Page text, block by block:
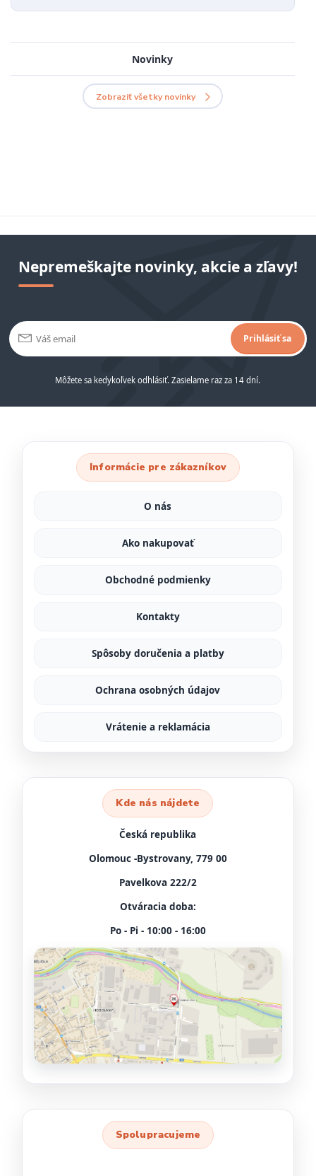
Novinky
Zobraziť všetky novinky
Nepremeškajte novinky, akcie a zľavy!
Prihlásiť sa
Môžete sa kedykoľvek odhlásiť. Zasielame raz za 14 dní.
Informácie pre zákazníkov
O nás
Ako nakupovať
Obchodné podmienky
Kontakty
Spôsoby doručenia a platby
Ochrana osobných údajov
Vrátenie a reklamácia
Kde nás nájdete
Česká republika
Olomouc -Bystrovany, 779 00
Pavelkova 222/2
Otváracia doba:
Po - Pi - 10:00 - 16:00
Spolupracujeme